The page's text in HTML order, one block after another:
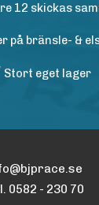
12 skickas
på bränsle- &
Stort eget lager
0582 - 230 70